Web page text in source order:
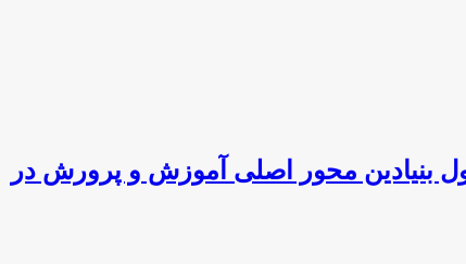
سند تحول بنیادین محور اصلی آموزش و پرورش در